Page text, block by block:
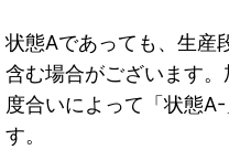
状態Aであっても、生産
含む場合がございます
度合いによって「状態
す。